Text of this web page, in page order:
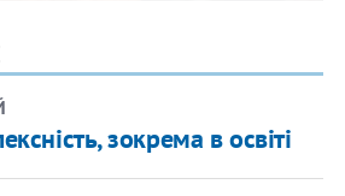
зокрема в освіті